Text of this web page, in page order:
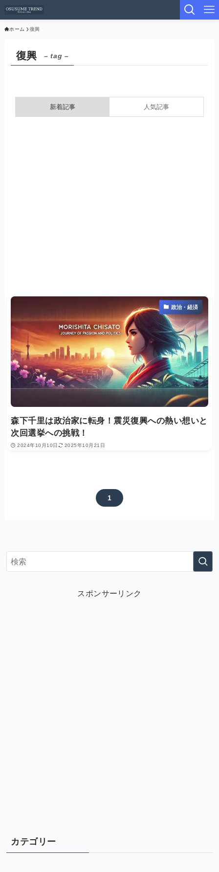
ホーム 復興
復興 – tag –
新着記事 人気記事
政治・経済
森下千里は政治家に転身！震災復興への熱い想いと
次回選挙への挑戦！
2024年10月10日 2025年10月21日
1
スポンサーリンク
カテゴリー